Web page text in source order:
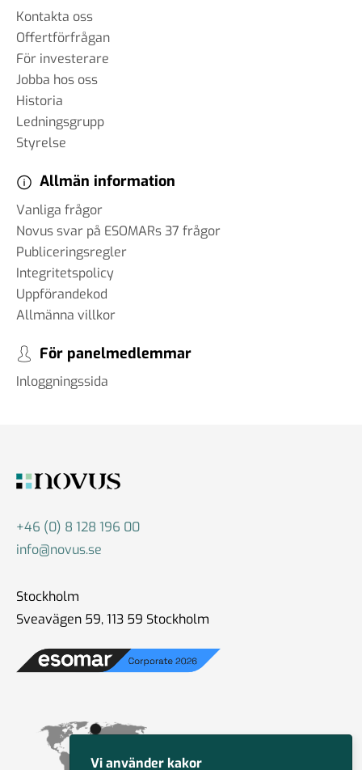
Kontakta oss
Offertförfrågan
För investerare
Jobba hos oss
Historia
Ledningsgrupp
Styrelse
Allmän information
Vanliga frågor
Novus svar på ESOMARs 37 frågor
Publiceringsregler
Integritetspolicy
Uppförandekod
Allmänna villkor
För panelmedlemmar
Inloggningssida
+46 (0) 8 128 196 00
info@novus.se
Stockholm
Sveavägen 59, 113 59 Stockholm
Vi använder kakor